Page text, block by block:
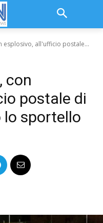
esplosivo, all'ufficio postale...
con
postale di
lo sportello